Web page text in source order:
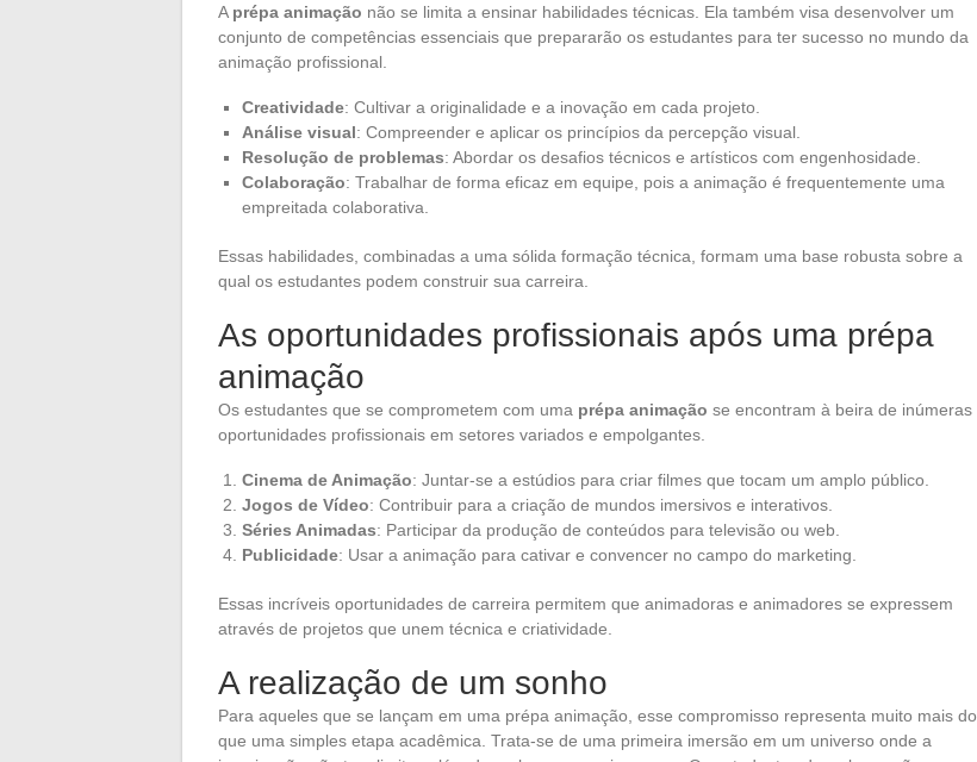
A prépa animação não se limita a ensinar habilidades técnicas. Ela também visa desenvolver um
conjunto de competências essenciais que prepararão os estudantes para ter sucesso no mundo da
animação profissional.
Creatividade: Cultivar a originalidade e a inovação em cada projeto.
Análise visual: Compreender e aplicar os princípios da percepção visual.
Resolução de problemas: Abordar os desafios técnicos e artísticos com engenhosidade.
Colaboração: Trabalhar de forma eficaz em equipe, pois a animação é frequentemente uma
empreitada colaborativa.
Essas habilidades, combinadas a uma sólida formação técnica, formam uma base robusta sobre a
qual os estudantes podem construir sua carreira.
As oportunidades profissionais após uma prépa
animação
Os estudantes que se comprometem com uma prépa animação se encontram à beira de inúmeras
oportunidades profissionais em setores variados e empolgantes.
Cinema de Animação: Juntar-se a estúdios para criar filmes que tocam um amplo público.
Jogos de Vídeo: Contribuir para a criação de mundos imersivos e interativos.
Séries Animadas: Participar da produção de conteúdos para televisão ou web.
Publicidade: Usar a animação para cativar e convencer no campo do marketing.
Essas incríveis oportunidades de carreira permitem que animadoras e animadores se expressem
através de projetos que unem técnica e criatividade.
A realização de um sonho
Para aqueles que se lançam em uma prépa animação, esse compromisso representa muito mais do
que uma simples etapa acadêmica. Trata-se de uma primeira imersão em um universo onde a